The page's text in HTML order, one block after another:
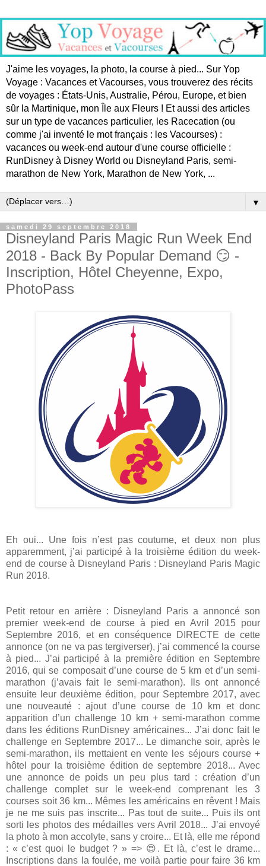
J'aime les voyages, la photo, la course à pied... Sur Yop
Voyage : Vacances et Vacourses, vous trouverez des récits
de voyages : États-Unis, Australie, Pérou, Europe, et bien
sûr la Martinique, mon Île aux Fleurs ! Et aussi des articles
sur un type de vacances particulier, les Racecation (ou
comme j'ai inventé le mot français : les Vacourses) :
vacances ou week-end autour d'une course officielle :
RunDisney à Disney World ou Disneyland Paris, semi-
marathon de New York, Marathon de New York, ...
▼
samedi 29 septembre 2018
Disneyland Paris Magic Run Week End
2018 - Back By Popular Demand 😏 -
Inscription, Hôtel Cheyenne, Expo,
PhotoPass
Eh oui... Une fois n’est pas coutume, et deux non plus
apparemment, j’ai participé à la troisième édition du week-
end de course à Disneyland Paris : Disneyland Paris Magic
Run 2018.
Petit retour en arrière : Disneyland Paris a annoncé son
premier week-end de course à pied en Avril 2015 pour
Septembre 2016, et en conséquence DIRECTE de cette
annonce (on ne va pas tergiverser), j’ai commencé la course
à pied... J’ai participé à la première édition en Septembre
2016, qui se composait d’une course de 5 km et d’un semi-
marathon (j’avais fait le semi-marathon). Ils ont annoncé
ensuite leur deuxième édition, pour Septembre 2017, avec
une nouveauté : ajout d’une course de 10 km et donc
apparition d’un challenge 10 km + semi-marathon comme
dans les éditions RunDisney américaines... J’ai donc fait le
challenge en Septembre 2017... Le dimanche soir, après le
semi-marathon, ils mettaient en vente les séjours course +
hôtel pour la troisième édition de septembre 2018... Avec
une annonce de poids un peu plus tard : création d’un
challenge complet sur le week-end comprenant les 3
courses soit 36 km... Mêmes les américains en rêvent ! Mais
je ne me suis pas inscrite... Pas tout de suite... Puis ils ont
sorti les photos des médailles vers Avril 2018... J’ai envoyé
la photo à mon accolyte, sans y croire... Et là, elle me répond
: « c’est quoi le budget ? » => 😍. Et là, c’est le drame...
Inscriptions dans la foulée, me voilà partie pour faire 36 km